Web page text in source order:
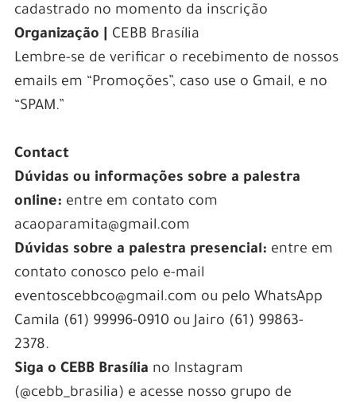
cadastrado no momento da inscrição
Organização |
CEBB Brasília
Lembre-se de verificar o recebimento de nossos
emails em “Promoções”, caso use o Gmail, e no
“SPAM.”
Contact
Dúvidas ou informações sobre a palestra
online: entre em contato com
acaoparamita@gmail.com
Dúvidas sobre a palestra presencial: entre em
contato conosco pelo e-mail
eventoscebbco@gmail.com ou pelo WhatsApp
Camila (61) 99996-0910 ou Jairo (61) 99863-
2378.
Siga o CEBB Brasília no Instagram
(@cebb_brasilia) e acesse nosso grupo de